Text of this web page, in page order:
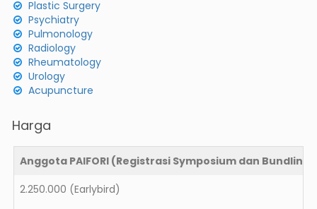
Plastic Surgery
Psychiatry
Pulmonology
Radiology
Rheumatology
Urology
Acupuncture
Harga
Anggota PAIFORI (Registrasi Symposium dan Bundling
2.250.000 (Earlybird)